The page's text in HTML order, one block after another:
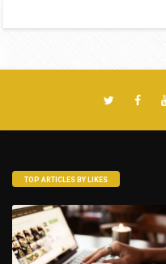
TOP ARTICLES BY LIKES